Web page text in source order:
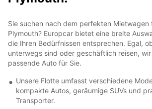
Sie suchen nach dem perfekten Mietwagen
Plymouth? Europcar bietet eine breite
die Ihren Bedürfnissen entsprechen. Egal,
unterwegs sind oder geschäftlich reisen,
passende Auto für Sie.
Unsere Flotte umfasst verschiedene
kompakte Autos, geräumige SUVs und
Transporter.